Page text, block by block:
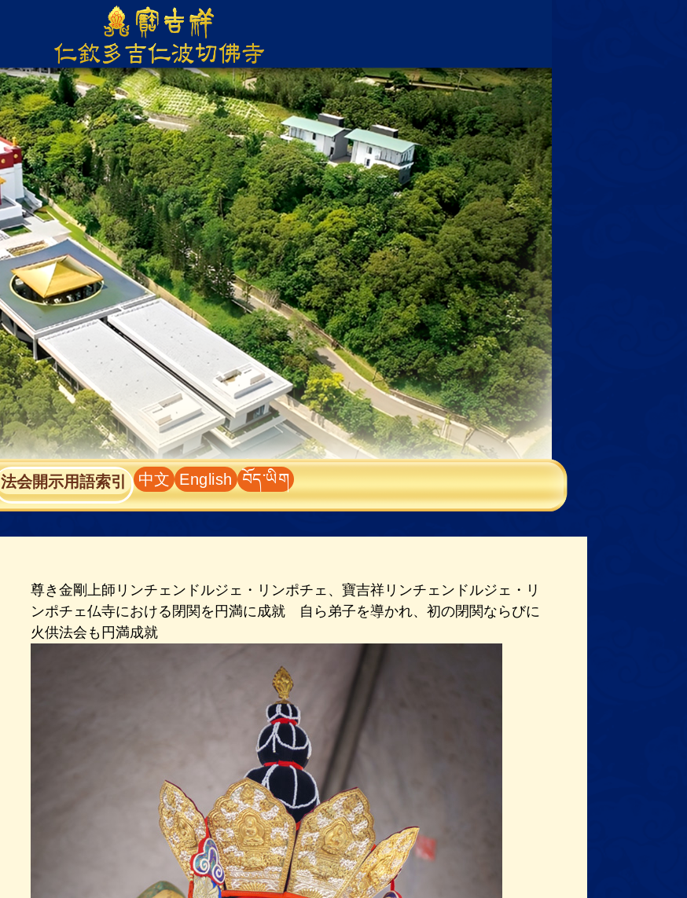
法会開示用語索引 中文 English བོད་ཡིག
尊き金剛上師リンチェンドルジェ・リンポチェ、寶吉祥リンチェンドルジェ・リ
ンポチェ仏寺における閉関を円満に成就 自ら弟子を導かれ、初の閉関ならびに
火供法会も円満成就